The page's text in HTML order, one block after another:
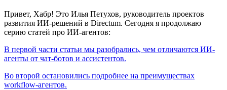
Привет, Хабр! Это Илья Петухов, руководитель проектов
развития ИИ-решений в Directum. Сегодня я продолжаю
серию статей про ИИ-агентов:
В первой части статьи мы разобрались, чем отличаются ИИ-
агенты от чат-ботов и ассистентов.
Во второй остановились подробнее на преимуществах
workflow-агентов.